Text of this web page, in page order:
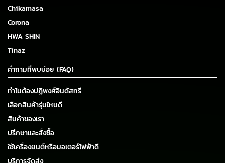
Chikamasa
Corona
HWA SHIN
Tinaz
คำถามที่พบบ่อย (FAQ)
ทำไมต้องปฏิพงศ์อินดัสทรี
เลือกสินค้ารุ่นไหนดี
สินค้าของเรา
ปรึกษาและสั่งซื้อ
ใช้เครื่องยนต์หรือมอเตอร์ไฟฟ้าดี